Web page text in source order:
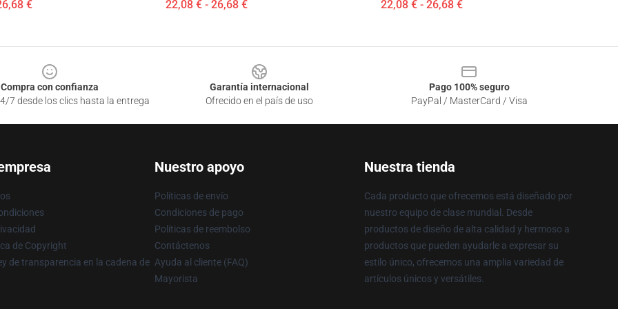
€ 22,08 € - 26,68 € 22,08 € - 26,68 €
Compra con confianza
7 desde los clics hasta la entrega
Garantía internacional
Ofrecido en el país de uso
Pago 100% seguro
PayPal / MasterCard / Visa
de Copyright
de transparencia en la cadena de
Nuestro apoyo
Políticas de envío
Condiciones de pago
Políticas de reembolso
Contáctenos
Ayuda al cliente (FAQ)
Mayorista
Nuestra tienda
Cada producto que ofrecemos está diseñado por
nuestro equipo de clase mundial. Desde
productos de diseño de alta calidad y hermoso a
productos que pueden ayudarle a expresar su
estilo único, ofrecemos una amplia variedad de
artículos únicos y versátiles.